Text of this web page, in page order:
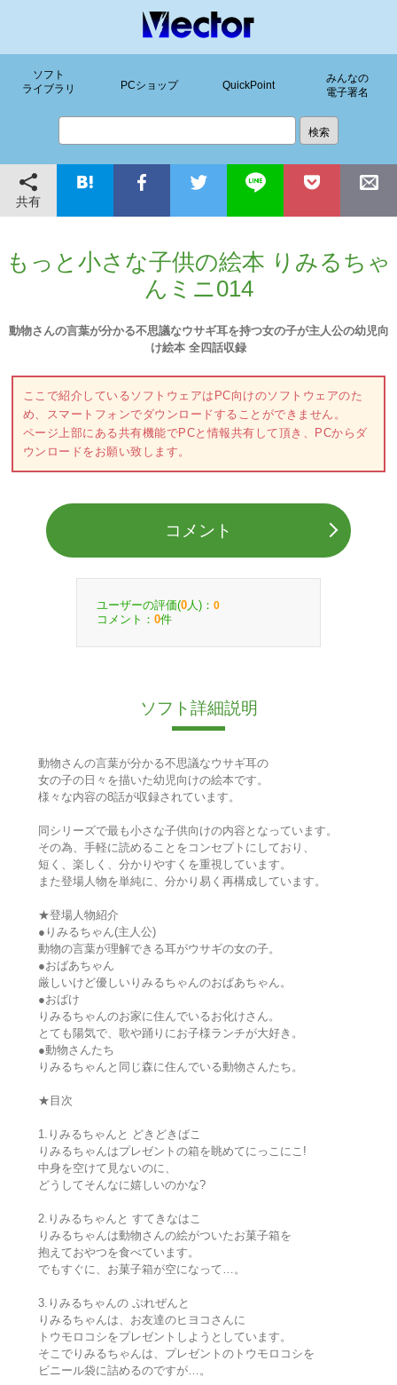
ソフト
ライブラリ
PCショップ QuickPoint
みんなの
電子署名
共有
もっと小さな子供の絵本 りみるちゃ
んミニ014
動物さんの言葉が分かる不思議なウサギ耳を持つ女の子が主人公の幼児向
け絵本 全四話収録
ここで紹介しているソフトウェアはPC向けのソフトウェアのた
め、スマートフォンでダウンロードすることができません。
ページ上部にある共有機能でPCと情報共有して頂き、PCからダ
ウンロードをお願い致します。
コメント
ユーザーの評価(0 人)： 0
コメント： 0件
ソフト詳細説明
動物さんの言葉が分かる不思議なウサギ耳の
女の子の日々を描いた幼児向けの絵本です。
様々な内容の8話が収録されています。
同シリーズで最も小さな子供向けの内容となっています。
その為、手軽に読めることをコンセプトにしており、
短く、楽しく、分かりやすくを重視しています。
また登場人物を単純に、分かり易く再構成しています。
★登場人物紹介
●りみるちゃん(主人公)
動物の言葉が理解できる耳がウサギの女の子。
●おばあちゃん
厳しいけど優しいりみるちゃんのおばあちゃん。
●おばけ
りみるちゃんのお家に住んでいるお化けさん。
とても陽気で、歌や踊りにお子様ランチが大好き。
●動物さんたち
りみるちゃんと同じ森に住んでいる動物さんたち。
★目次
1.りみるちゃんと どきどきばこ
りみるちゃんはプレゼントの箱を眺めてにっこにこ!
中身を空けて見ないのに、
どうしてそんなに嬉しいのかな?
2.りみるちゃんと すてきなはこ
りみるちゃんは動物さんの絵がついたお菓子箱を
抱えておやつを食べています。
でもすぐに、お菓子箱が空になって…。
3.りみるちゃんの ぷれぜんと
りみるちゃんは、お友達のヒヨコさんに
トウモロコシをプレゼントしようとしています。
そこでりみるちゃんは、プレゼントのトウモロコシを
ビニール袋に詰めるのですが…。